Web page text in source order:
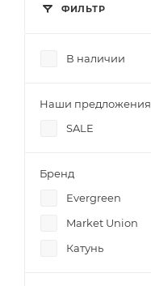
ФИЛЬТР
В наличии
Наши предложения
SALE
Бренд
Evergreen
Market Union
Катунь